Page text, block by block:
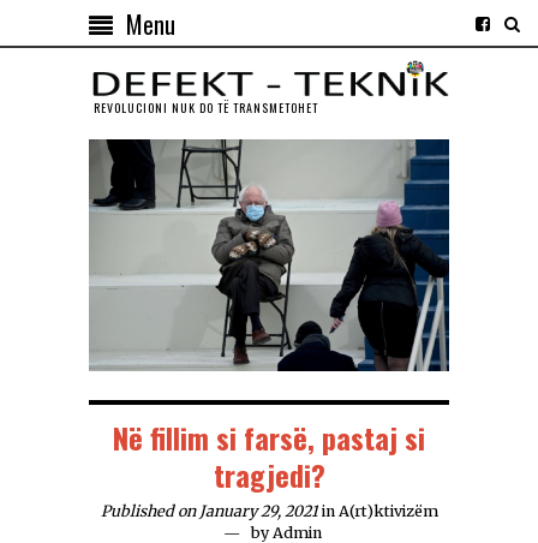
Menu
REVOLUCIONI NUK DO TЁ TRANSMETOHET
Në fillim si farsë, pastaj si
tragjedi?
Published on January 29, 2021 in A(rt)ktivizëm
by Admin